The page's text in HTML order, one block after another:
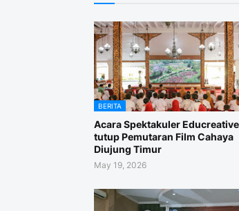
BERITA
Acara Spektakuler
tutup Pemutaran Film Cahaya
Diujung Timur
May 19, 2026